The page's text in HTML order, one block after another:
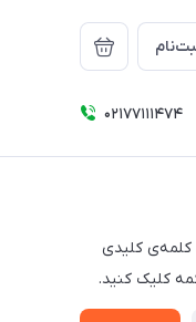
02177111474
کلیدی
کلیک کنید.